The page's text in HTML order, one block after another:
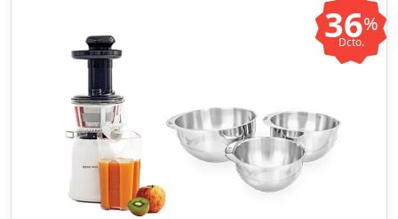
36%
Dcto.